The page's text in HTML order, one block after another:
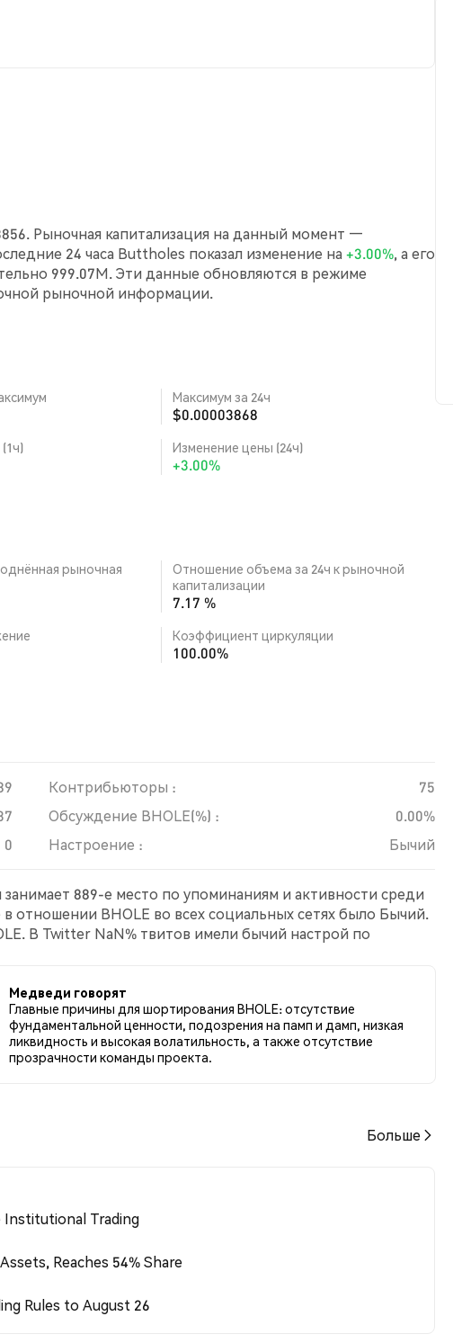
Рыночная капитализация на данный момент —
24 часа Buttholes показал изменение на +3.00%, а его
999.07M. Эти данные обновляются в режиме
рыночной информации.
Максимум за 24ч
$0.00003868
Изменение цены (24ч)
+3.00%
рыночная
Отношение объема за 24ч к рыночной
капитализации
7.17 %
Коэффициент циркуляции
100.00%
Контрибьюторы :
75
Обсуждение BHOLE(%) :
0.00%
0 Настроение : Бычий
889-е место по упоминаниям и активности среди
отношении BHOLE во всех социальных сетях было Бычий.
В Twitter NaN% твитов имели бычий настрой по
Медведи говорят
Главные причины для шортирования BHOLE: отсутствие
фундаментальной ценности, подозрения на памп и дамп, низкая
ликвидность и высокая волатильность, а также отсутствие
прозрачности команды проекта.
Больше
Institutional Trading
Reaches 54% Share
Rules to August 26